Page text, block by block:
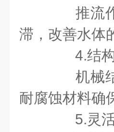
推流作
滞，改善水体
4.结构
机械结
耐腐蚀材料确
5.灵活